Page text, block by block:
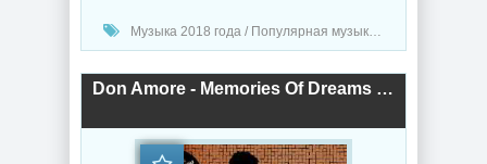
Музыка 2018 года / Популярная музыка / Электронная музыка / Хаус музыка
Don Amore - Memories Of Dreams (2018) торрент